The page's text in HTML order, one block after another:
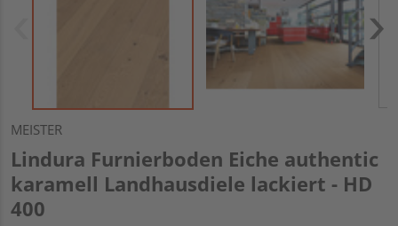
MEISTER
Lindura Furnierboden Eiche authentic
karamell Landhausdiele lackiert - HD
400